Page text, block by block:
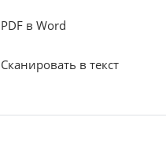
PDF в Word
Сканировать в текст